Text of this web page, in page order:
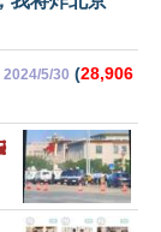
2024/5/30 (28,906